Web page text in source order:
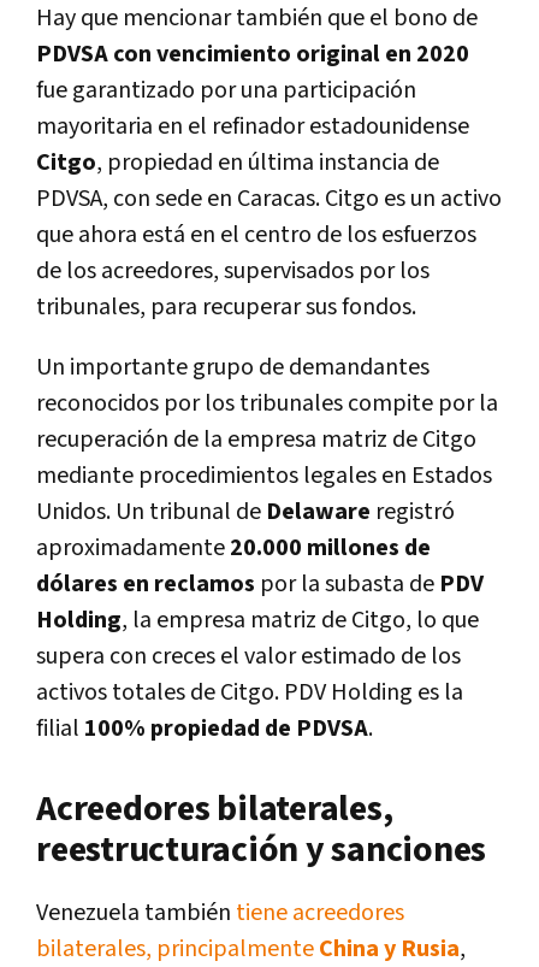
Hay que mencionar también que el bono de
PDVSA con vencimiento original en 2020
fue garantizado por una participación
mayoritaria en el refinador estadounidense
Citgo, propiedad en última instancia de
PDVSA, con sede en Caracas. Citgo es un activo
que ahora está en el centro de los esfuerzos
de los acreedores, supervisados por los
tribunales, para recuperar sus fondos.
Un importante grupo de demandantes
reconocidos por los tribunales compite por la
recuperación de la empresa matriz de Citgo
mediante procedimientos legales en Estados
Unidos. Un tribunal de Delaware registró
aproximadamente20.000 millones de
dólares en reclamos por la subasta de PDV
Holding, la empresa matriz de Citgo, lo que
supera con creces el valor estimado de los
activos totales de Citgo. PDV Holding es la
filial 100% propiedad de PDVSA.
Acreedores bilaterales,
reestructuración y sanciones
Venezuela también tiene acreedores
bilaterales, principalmenteChina y Rusia,